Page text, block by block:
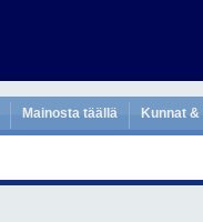
Mainosta täällä Kunnat